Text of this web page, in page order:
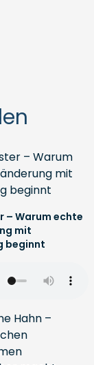
– Warum echte
mit
beginnt